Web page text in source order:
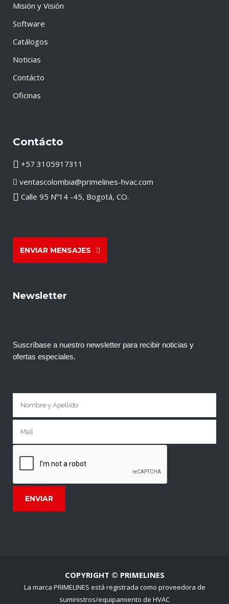
Misión y Visión
Software
Catálogos
Noticias
Contácto
Oficinas
Contácto
+57 3105917311
ventascolombia@primelines-hvac.com
Calle 95 Nº14 -45, Bogotá, CO.
ENVIAR MENSAJES
Newsletter
Suscríbase a nuestro newsletter para recibir noticias y
ofertas especiales.
COPYRIGHT © PRIMELINES
La marca PRIMELINES está registrada como proveedora de
suministros/equipamiento de HVAC